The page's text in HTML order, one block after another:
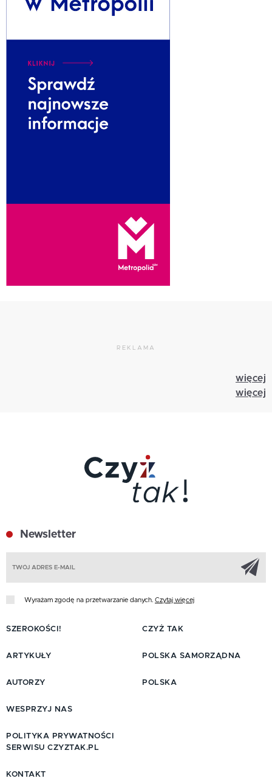
REKLAMA
więcej
więcej
Newsletter
Wyrażam zgodę na przetwarzanie danych. Czytaj więcej
SZEROKOŚCI!
ARTYKUŁY
AUTORZY
CZYŻ TAK
POLSKA SAMORZĄDNA
POLSKA
WESPRZYJ NAS
POLITYKA PRYWATNOŚCI
SERWISU CZYZTAK.PL
KONTAKT